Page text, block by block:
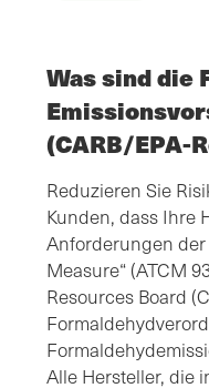
Was sind die
(CARB/EPA-
Reduzieren Sie
Kunden, dass Ihre
Anforderungen der
Measure“ (ATCM
Resources Board
Alle Hersteller, die